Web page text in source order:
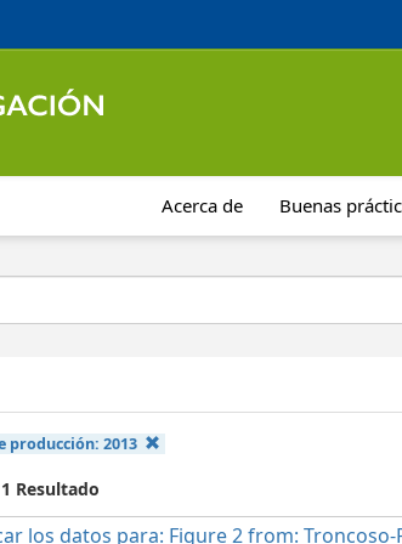
Acerca de Buenas
producción: 2013
Resultado
los datos para: Figure 2 from: